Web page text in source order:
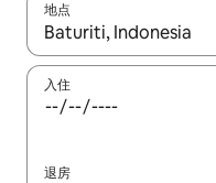
地点
如有搜索结果，请使用
入住
退房